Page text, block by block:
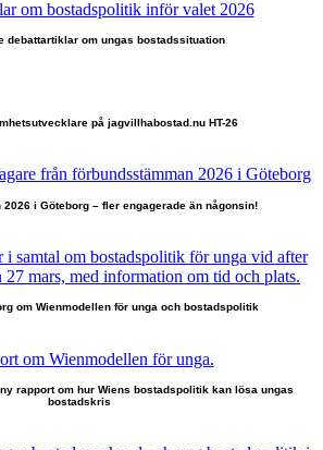
debattartiklar om ungas bostadssituation
på jagvillhabostad.nu HT-26
2026 i Göteborg – fler engagerade än någonsin!
om Wienmodellen för unga och bostadspolitik
rapport om hur Wiens bostadspolitik kan lösa ungas
bostadskris